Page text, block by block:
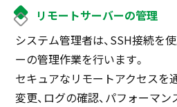
リモートサーバーの管理
システム管理者は、SSH接続を
ーの管理作業を行います。
セキュアなリモートアクセスを
変更、ログの確認、パフォーマ